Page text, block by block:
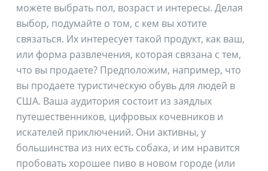
можете выбрать пол, возраст и интересы. Делая
выбор, подумайте о том, с кем вы хотите
связаться. Их интересует такой продукт, как ваш,
или форма развлечения, которая связана с тем,
что вы продаете? Предположим, например, что
вы продаете туристическую обувь для людей в
США. Ваша аудитория состоит из заядлых
путешественников, цифровых кочевников и
искателей приключений. Они активны, у
большинства из них есть собака, и им нравится
пробовать хорошее пиво в новом городе (или